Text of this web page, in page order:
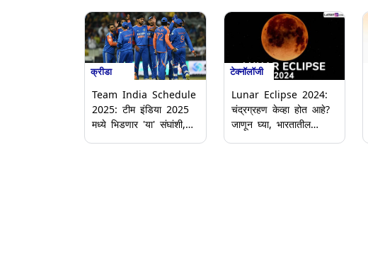
क्रीडा
Team India Schedule
2025: टीम इंडिया 2025
मध्ये भिडणार 'या' संघांशी,
टेक्नॉलॉजी
Lunar Eclipse 2024:
चंद्रग्रहण केव्हा होत आहे?
जाणून घ्या, भारतातील